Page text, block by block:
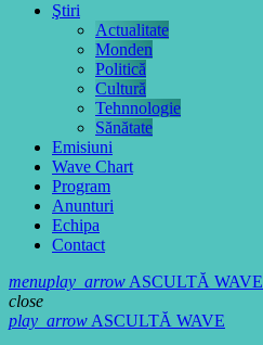
Ştiri
Actualitate
Monden
Politică
Cultură
Tehnnologie
Sănătate
Emisiuni
Wave Chart
Program
Anunturi
Echipa
Contact
menuplay_arrowASCULTĂ WAVE
close
play_arrowASCULTĂ WAVE